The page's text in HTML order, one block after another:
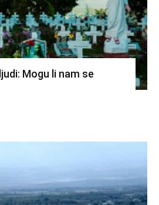
Mogu li nam se